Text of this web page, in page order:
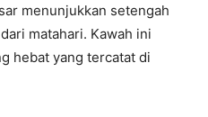
menunjukkan setengah
matahari. Kawah ini
hebat yang tercatat di